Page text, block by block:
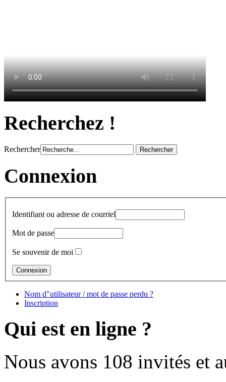
Recherchez !
Rechercher
Connexion
Identifiant ou adresse de courriel
Mot de passe
Se souvenir de moi
Nom d"utilisateur / mot de passe perdu ?
Inscription
Qui est en ligne ?
Nous avons 108 invités et